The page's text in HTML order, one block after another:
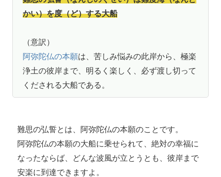
かい）を度（ど）する大船
（意訳）
阿弥陀仏の本願は、苦しみ悩みの此岸から、極楽
浄土の彼岸まで、明るく楽しく、必ず渡し切って
くだされる大船である。
難思の弘誓とは、阿弥陀仏の本願のことです。
阿弥陀仏の本願の大船に乗せられて、絶対の幸福に
なったならば、どんな波風が立とうとも、彼岸まで
安楽に到達できますよ。